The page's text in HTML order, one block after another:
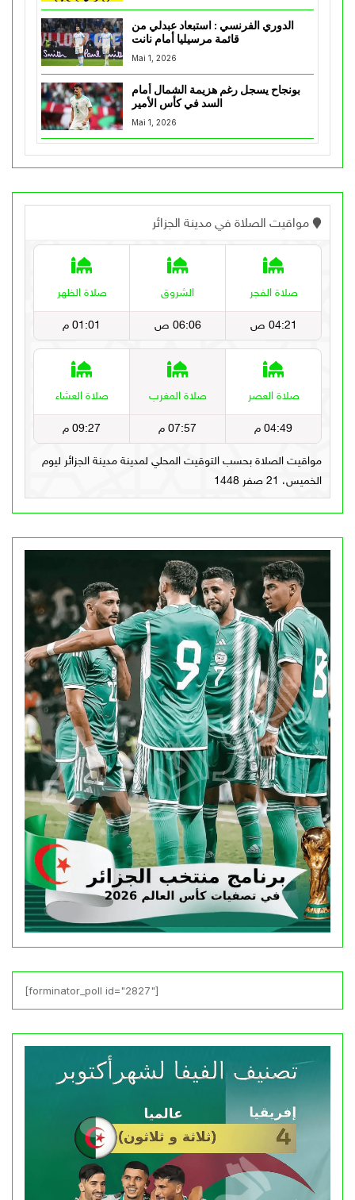
الدوري الفرنسي : استبعاد عبدلي من
قائمة مرسيليا أمام نانت
Mai 1, 2026
بونجاح يسجل رغم هزيمة الشمال أمام
السد في كأس الأمير
Mai 1, 2026
[forminator_poll id="2827"]